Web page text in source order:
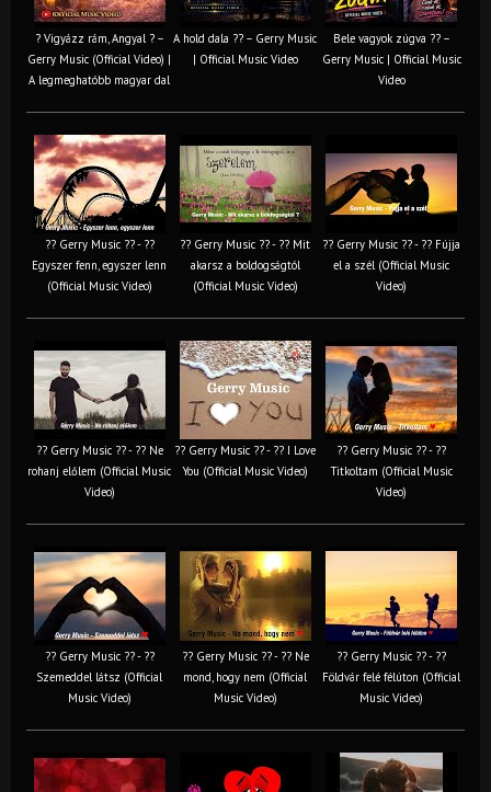
? Vigyázz rám, Angyal ? –
Gerry Music (Official Video) |
A legmeghatóbb magyar dal
A hold dala ?? – Gerry Music
| Official Music Video
Bele vagyok zúgva ?? –
Gerry Music | Official Music
Video
?? Gerry Music ?? - ??
Egyszer fenn, egyszer lenn
(Official Music Video)
?? Gerry Music ?? - ?? Mit
akarsz a boldogságtól
(Official Music Video)
?? Gerry Music ?? - ?? Fújja
el a szél (Official Music
Video)
?? Gerry Music ?? - ?? Ne
rohanj előlem (Official Music
Video)
?? Gerry Music ?? - ?? I Love
You (Official Music Video)
?? Gerry Music ?? - ??
Titkoltam (Official Music
Video)
?? Gerry Music ?? - ??
Szemeddel látsz (Official
Music Video)
?? Gerry Music ?? - ?? Ne
mond, hogy nem (Official
Music Video)
?? Gerry Music ?? - ??
Földvár felé félúton (Official
Music Video)